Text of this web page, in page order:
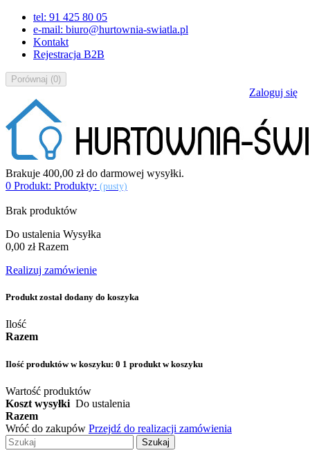
tel: 91 425 80 05
e-mail: biuro@hurtownia-swiatla.pl
Kontakt
Rejestracja B2B
Porównaj (0)
Zaloguj się
Brakuje 400,00 złdo darmowej wysyłki.
0 Produkt: Produkty: (pusty)
Brak produktów
Do ustalenia Wysyłka
0,00 zł Razem
Realizuj zamówienie
Produkt został dodany do koszyka
Ilość
Razem
Ilość produktów w koszyku: 0 1 produkt w koszyku
Wartość produktów
Koszt wysyłki Do ustalenia
Razem
Wróć do zakupów Przejdź do realizacji zamówienia
Szukaj